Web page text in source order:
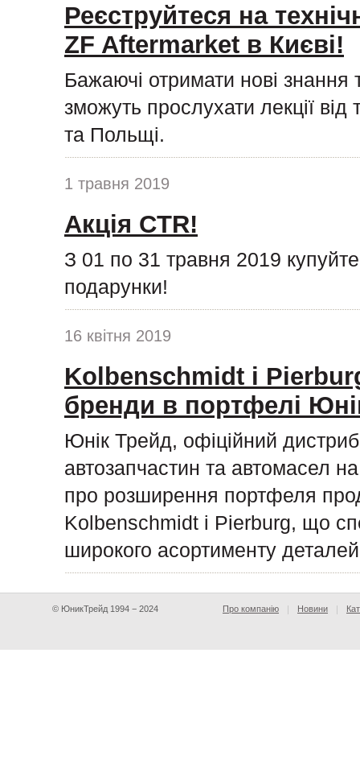
Реєструйтеся на
ZF Aftermarket в Києві!
Бажаючі отримати нові знання
зможуть прослухати лекції від
та Польщі.
1 травня 2019
Акція CTR!
З 01 по 31 травня 2019
подарунки!
16 квітня 2019
Kolbenschmidt і
бренди в портфелі
Юнік Трейд, офіційний
автозапчастин та автомасел
про розширення портфеля
Kolbenschmidt і Pierburg, що
широкого асортименту
© ЮникТрейд 1994 − 2024 Про компанію Новини